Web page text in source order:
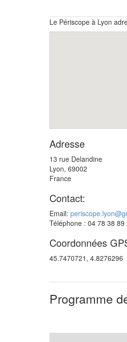
Le Périscope à Lyon
Adresse
13 rue Delandine
Lyon, 69002
France
Contact:
Email:
Téléphone : 04 78 38 89
Coordonnées
45.7470721, 4.8276296
Programme